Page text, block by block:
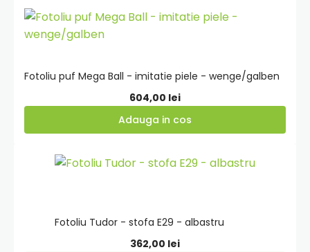
albastru/roz
Fotoliu puf Mega Ball - imitatie piele - wenge/galben
604,00 lei
Adauga in cos
Adauga
Fotoliu Tudor - stofa E29 - albastru
362,00 lei
Adauga